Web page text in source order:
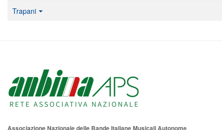
Trapani
Associazione Nazionale delle Bande Italiane Musicali Autonome